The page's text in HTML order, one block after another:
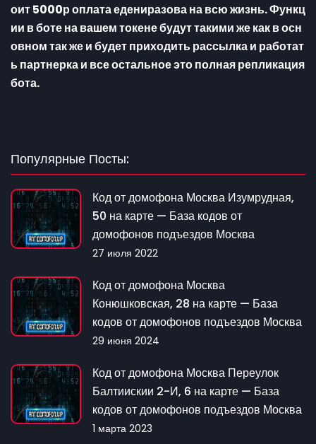
оит 5000р оплата едениразова на всю жизнь. Функц
ии в боте на вашем токене будут такими же как в осн
овном так же и будет приходить рассылка и работат
ь партнерка и все остальное это полная репликация
бота.
Популярные Посты:
Код от домофона Москва Изумрудная,
50 на карте — База кодов от
домофонов подъездов Москва
27 июля 2022
Код от домофона Москва
Конюшковская, 28 на карте — База
кодов от домофонов подъездов Москва
29 июня 2024
Код от домофона Москва Переулок
Балтиискии 2-И, 6 на карте — База
кодов от домофонов подъездов Москва
1 марта 2023